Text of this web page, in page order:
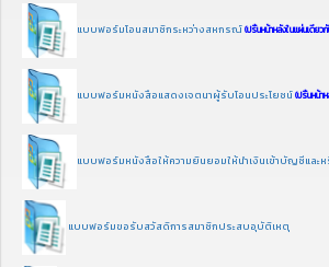
แบบฟอร์มโอนสมาชิกระหว่างสหกรณ์(ปริ้นหน้าหลังในแผ่นเดียว
แบบฟอร์มหนังสือแสดงเจตนาผู้รับโอนประโยชน์(ปริ้นหน้า
แบบฟอร์มหนังสือให้ความยินยอมให้นำเงินเข้าบัญชีและ
แบบฟอร์มขอรับสวัสดิการสมาชิกประสบอุบัติเหตุ